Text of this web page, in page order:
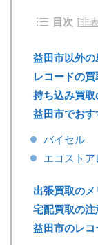
目次 [非
益田市以外
レコードの
持ち込み買取
益田市でお
バイセル
エコストア
出張買取の
宅配買取の注
益田市のレ